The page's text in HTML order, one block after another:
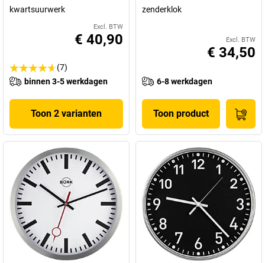
kwartsuurwerk
Excl. BTW
€ 40,90
(7)
binnen 3-5 werkdagen
Toon 2 varianten
zenderklok
Excl. BTW
€ 34,50
6-8 werkdagen
Toon product